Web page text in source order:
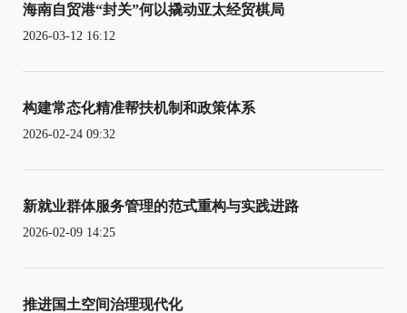
海南自贸港“封关”何以撬动亚太经贸棋局
2026-03-12 16:12
构建常态化精准帮扶机制和政策体系
2026-02-24 09:32
新就业群体服务管理的范式重构与实践进路
2026-02-09 14:25
推进国土空间治理现代化